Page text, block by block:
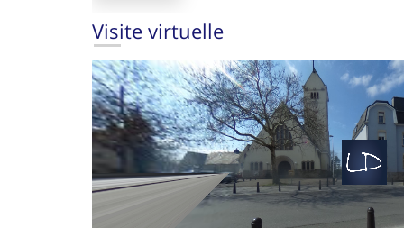
Visite virtuelle